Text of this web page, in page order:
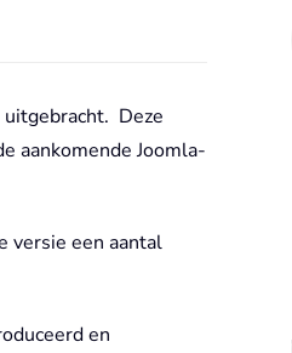
Deze
aankomende Joomla-
versie een aantal
en